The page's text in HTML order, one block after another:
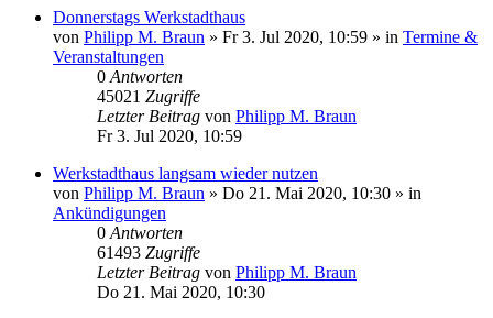
Donnerstags Werkstadthaus
von Philipp M. Braun » Fr 3. Jul 2020, 10:59 » in Termine &
Veranstaltungen
0 Antworten
45021 Zugriffe
Letzter Beitrag von Philipp M. Braun
Fr 3. Jul 2020, 10:59
Werkstadthaus langsam wieder nutzen
von Philipp M. Braun » Do 21. Mai 2020, 10:30 » in
Ankündigungen
0 Antworten
61493 Zugriffe
Letzter Beitrag von Philipp M. Braun
Do 21. Mai 2020, 10:30